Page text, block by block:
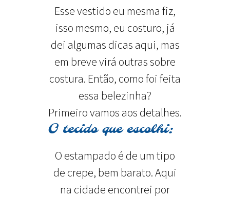
Esse vestido eu mesma fiz,
isso mesmo, eu costuro, já
dei algumas dicas aqui, mas
em breve virá outras sobre
costura. Então, como foi feita
essa belezinha?
Primeiro vamos aos detalhes.
O tecido que escolhi:
O estampado é de um tipo
de crepe, bem barato. Aqui
na cidade encontrei por